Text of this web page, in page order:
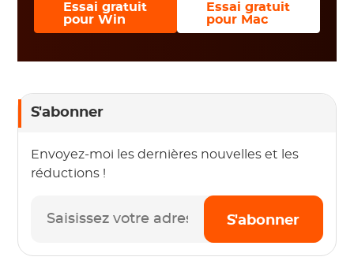
Essai gratuit
pour Win
Essai gratuit
pour Mac
S'abonner
Envoyez-moi les dernières nouvelles et les
réductions !
S'abonner